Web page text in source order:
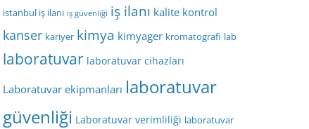
istanbul iş ilanı iş güvenliği iş ilanı kalite kontrol
kanser kariyer kimya kimyager kromatografi lab
laboratuvar laboratuvar cihazları
Laboratuvar ekipmanları laboratuvar
güvenliği Laboratuvar verimliliği laboratuvar